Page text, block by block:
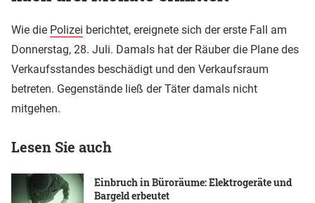
Wie die Polizei berichtet, ereignete sich der erste Fall am
Donnerstag, 28. Juli. Damals hat der Räuber die Plane des
Verkaufsstandes beschädigt und den Verkaufsraum
betreten. Gegenstände ließ der Täter damals nicht
mitgehen.
Lesen Sie auch
Einbruch in Büroräume: Elektrogeräte und
Bargeld erbeutet